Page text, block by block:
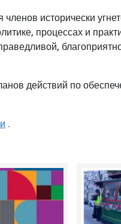
членов исторически
процессах и
действий по
.